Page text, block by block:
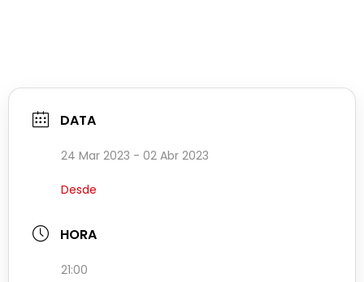
DATA
24 Mar 2023 - 02 Abr 2023
Desde
HORA
21:00